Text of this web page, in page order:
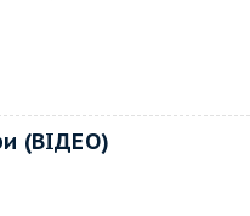
(ВІДЕО)